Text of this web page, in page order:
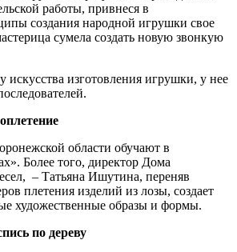
работы, привнеся в
создания народной игрушки свое
сумела создать новую звонкую
изготовления игрушки, у нее
области обучают в
Более того, директор Дома
– Татьяна Ишутина, переняв
плетения изделий из лозы, создает
художественные образы и формы.
по дереву